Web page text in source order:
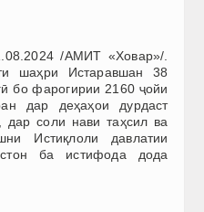
/АМИТ «Ховар»/.
шаҳри Истаравшан 38
бо фарогирии 2160 ҷойи
дар деҳаҳои дурдаст
дар соли нави таҳсил ва
Истиқлоли давлатии
ба истифода дода